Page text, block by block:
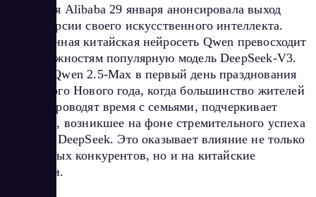
Компания Alibaba 29 января анонсировала выход
новой версии своего искусственного интеллекта.
Обновленная китайская нейросеть Qwen превосходит
по возможностям популярную модель DeepSeek-V3.
Выпуск Qwen 2.5-Max в первый день празднования
Китайского Нового года, когда большинство жителей
страны проводят время с семьями, подчеркивает
давление, возникшее на фоне стремительного успеха
стартапа DeepSeek. Это оказывает влияние не только
на мировых конкурентов, но и на китайские
компании.